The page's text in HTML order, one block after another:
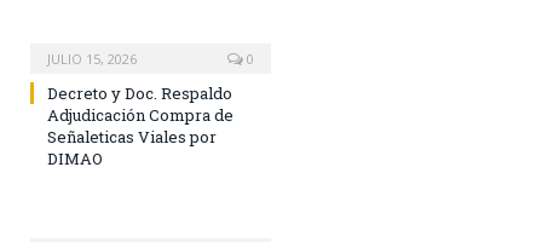
JULIO 15, 2026 0
Decreto y Doc. Respaldo
Adjudicación Compra de
Señaleticas Viales por
DIMAO